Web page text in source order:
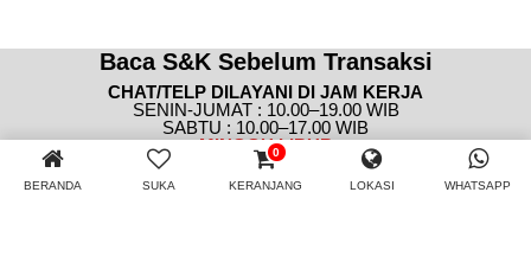
Baca S&K Sebelum Transaksi
CHAT/TELP DILAYANI DI JAM KERJA
SENIN-JUMAT : 10.00–19.00 WIB
SABTU : 10.00–17.00 WIB
MINGGULIBUR
BERANDA SUKA
0
KERANJANG LOKASI WHATSAPP